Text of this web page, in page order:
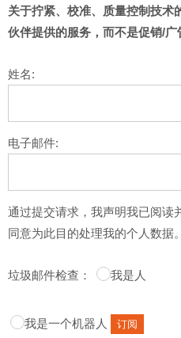
关于拧紧、校准、质量控制技术
伙伴提供的服务，而不是促销/广
姓名:
电子邮件:
通过提交请求，我声明我已阅读
同意为此目的处理我的个人数据。
垃圾邮件检查： 我是人
我是一个机器人